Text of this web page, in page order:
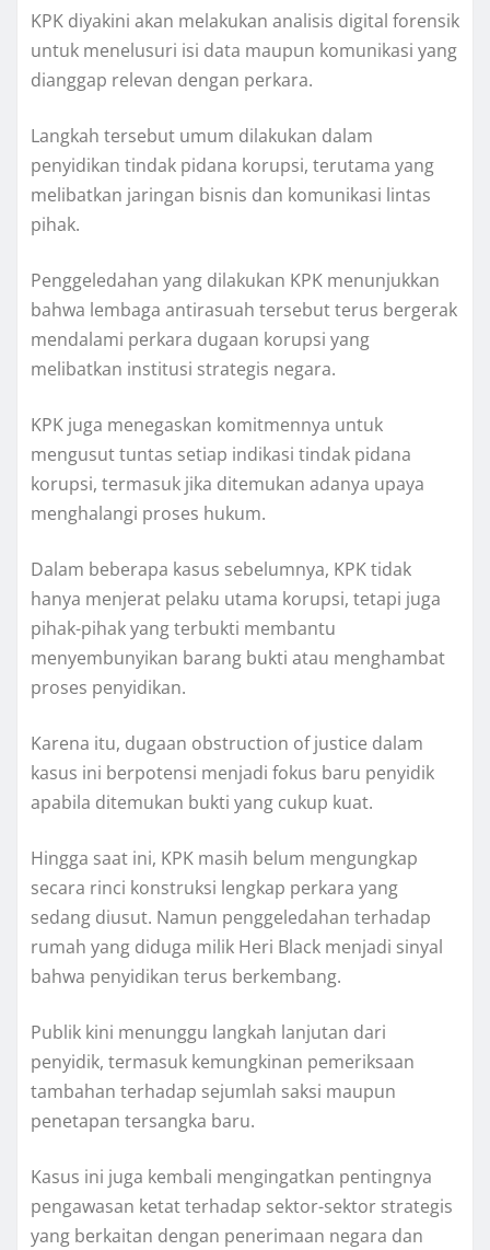
KPK diyakini akan melakukan analisis digital forensik
untuk menelusuri isi data maupun komunikasi yang
dianggap relevan dengan perkara.
Langkah tersebut umum dilakukan dalam
penyidikan tindak pidana korupsi, terutama yang
melibatkan jaringan bisnis dan komunikasi lintas
pihak.
Penggeledahan yang dilakukan KPK menunjukkan
bahwa lembaga antirasuah tersebut terus bergerak
mendalami perkara dugaan korupsi yang
melibatkan institusi strategis negara.
KPK juga menegaskan komitmennya untuk
mengusut tuntas setiap indikasi tindak pidana
korupsi, termasuk jika ditemukan adanya upaya
menghalangi proses hukum.
Dalam beberapa kasus sebelumnya, KPK tidak
hanya menjerat pelaku utama korupsi, tetapi juga
pihak-pihak yang terbukti membantu
menyembunyikan barang bukti atau menghambat
proses penyidikan.
Karena itu, dugaan obstruction of justice dalam
kasus ini berpotensi menjadi fokus baru penyidik
apabila ditemukan bukti yang cukup kuat.
Hingga saat ini, KPK masih belum mengungkap
secara rinci konstruksi lengkap perkara yang
sedang diusut. Namun penggeledahan terhadap
rumah yang diduga milik Heri Black menjadi sinyal
bahwa penyidikan terus berkembang.
Publik kini menunggu langkah lanjutan dari
penyidik, termasuk kemungkinan pemeriksaan
tambahan terhadap sejumlah saksi maupun
penetapan tersangka baru.
Kasus ini juga kembali mengingatkan pentingnya
pengawasan ketat terhadap sektor-sektor strategis
yang berkaitan dengan penerimaan negara dan